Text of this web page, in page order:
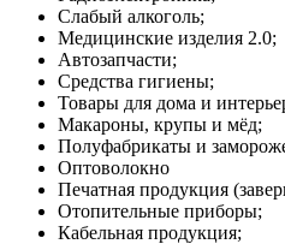
Слабый алкоголь;
Медицинские изделия 2.0;
Автозапчасти;
Средства гигиены;
Товары для дома и
Макароны, крупы и мёд;
Полуфабрикаты и
Оптоволокно
Печатная продукция
Отопительные приборы;
Кабельная продукция;